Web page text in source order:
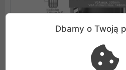
Dbamy o Twoją